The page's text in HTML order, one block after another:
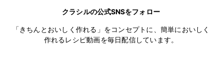
クラシルの公式SNSをフォロー
「きちんとおいしく作れる」をコンセプトに、簡単においしく
作れるレシピ動画を毎日配信しています。